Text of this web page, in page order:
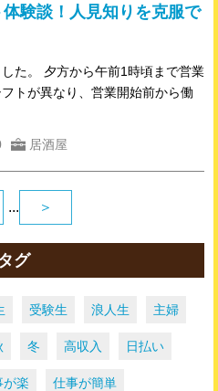
験談！人見知りを克服で
た。 夕方から午前1時頃まで営業
トが異なり、営業開始前から働
居酒屋
... ＞
タグ
受験生 浪人生 主婦
冬 高収入 日払い
が楽 仕事が簡単